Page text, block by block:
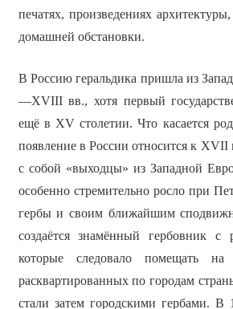
печатях, произведениях
домашней обстановки.
В Россию геральдика пришла из
—XVIII вв., хотя первый
ещё в XV столетии. Что касается
появление в России относится к XVII
с собой «выходцы» из Западной
особенно стремительно росло при
гербы и своим ближайшим
создаётся знамённый гербовник с
которые следовало помещать на
расквартированных по городам
стали затем городскими гербами. В